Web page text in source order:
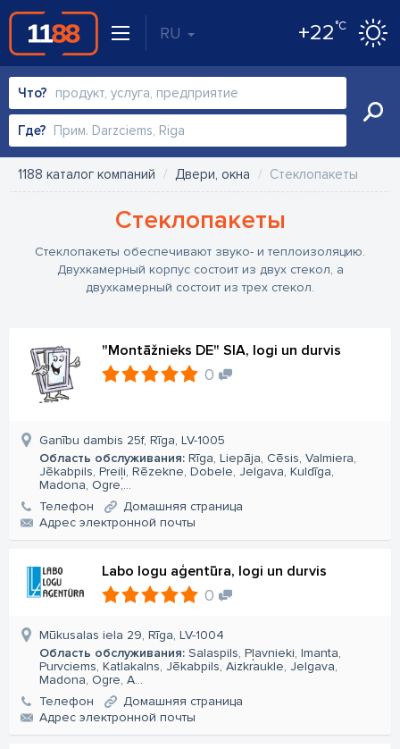
RU +22°C
Что?
Где?
1188 каталог компаний Двери, окна Стеклопакеты
Стеклопакеты
Стеклопакеты обеспечивают звуко- и теплоизоляцию.
Двухкамерный корпус состоит из двух стекол, а
двухкамерный состоит из трех стекол.
"Montāžnieks DE" SIA, logi un durvis
0
Ganību dambis 25f, Rīga, LV-1005
Область обслуживания: Rīga, Liepāja, Cēsis, Valmiera,
Jēkabpils, Preiļi, Rēzekne, Dobele, Jelgava, Kuldīga,
Madona, Ogre,...
Телефон
Домашняя страница
Aдрес электронной почты
Labo logu aģentūra, logi un durvis
0
Mūkusalas iela 29, Rīga, LV-1004
Область обслуживания: Salaspils, Pļavnieki, Imanta,
Purvciems, Katlakalns, Jēkabpils, Aizkraukle, Jelgava,
Madona, Ogre, A...
Телефон
Домашняя страница
Aдрес электронной почты